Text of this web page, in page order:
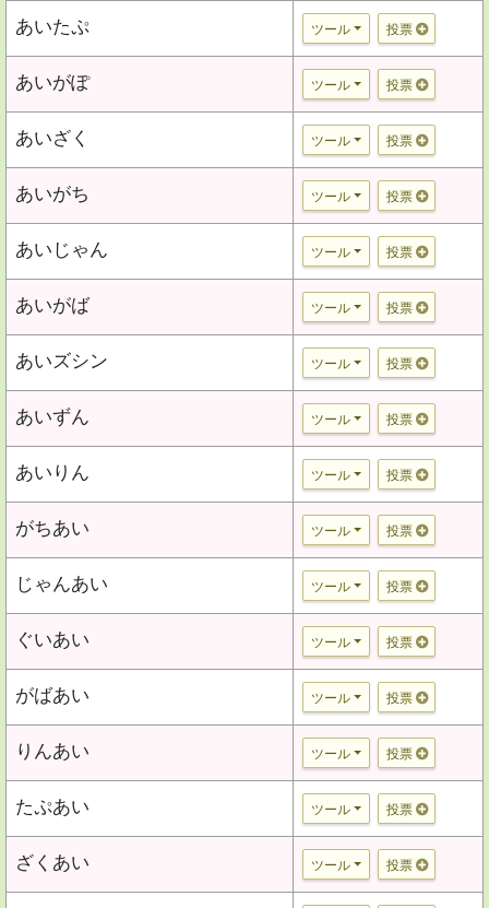
あいたぷ ツール 投票
あいがぽ ツール 投票
あいざく ツール 投票
あいがち ツール 投票
あいじゃん ツール 投票
あいがば ツール 投票
あいズシン ツール 投票
あいずん ツール 投票
あいりん ツール 投票
がちあい ツール 投票
じゃんあい ツール 投票
ぐいあい ツール 投票
がばあい ツール 投票
りんあい ツール 投票
たぷあい ツール 投票
ざくあい ツール 投票